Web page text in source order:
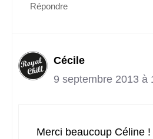
Répondre
Cécile
9 septembre 2013 à
Merci beaucoup Céline